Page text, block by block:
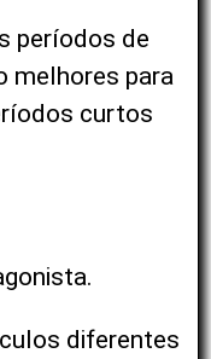
períodos de
melhores para
curtos
diferentes